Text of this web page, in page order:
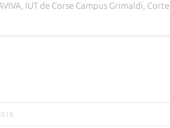
IUT de Corse Campus Grimaldi, Corte